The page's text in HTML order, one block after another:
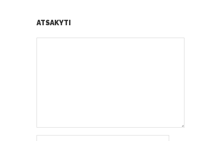
ATSAKYTI